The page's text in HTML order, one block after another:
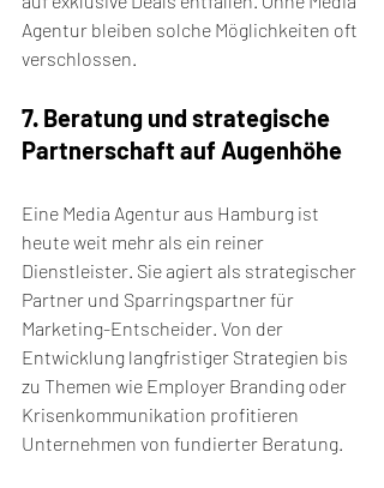
Agentur bleiben solche Möglichkeiten oft
verschlossen.
7. Beratung und strategische
Partnerschaft auf Augenhöhe
Eine Media Agentur aus Hamburg ist
heute weit mehr als ein reiner
Dienstleister. Sie agiert als strategischer
Partner und Sparringspartner für
Marketing-Entscheider. Von der
Entwicklung langfristiger Strategien bis
zu Themen wie Employer Branding oder
Krisenkommunikation profitieren
Unternehmen von fundierter Beratung.